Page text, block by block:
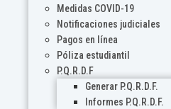
Medidas COVID-19
Notificaciones judiciales
Pagos en línea
Póliza estudiantil
P.Q.R.D.F
Generar P.Q.R.D.F.
Informes P.Q.R.D.F.